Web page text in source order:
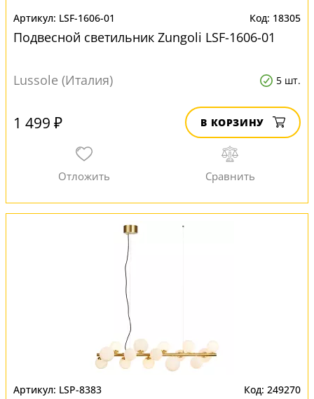
LSF-1606-01 18305
Подвесной светильник Zungoli LSF-1606-01
Lussole (Италия) 5 шт.
1 499 ₽ В КОРЗИНУ
LSP-8383 249270